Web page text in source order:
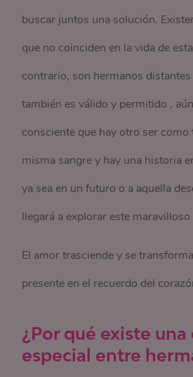
buscar juntos una solución.
que no coinciden en la vida de
contrario, son hermanos
también es válido y permitido ,
consciente que hay otro ser como
misma sangre y hay una historia
ya sea en un futuro o a aquella
llegará a explorar este
El amor trasciende y se
presente en el recuerdo del
¿Por qué existe
especial entre